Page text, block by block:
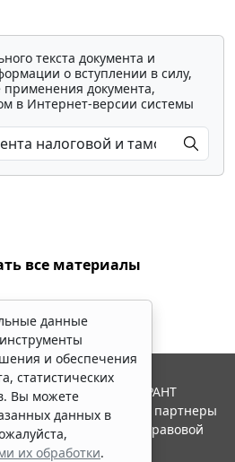
текста документа и
о вступлении в силу,
документа,
в Интернет-версии системы
все материалы
данные
и обеспечения
статистических
Вы можете
данных в
их обработки.
2026. Система ГАРАНТ
Компания "Гарант" и ее партнеры
ассоциации правовой